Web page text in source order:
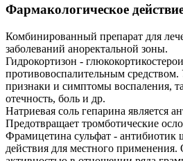
Фармакологическое
Комбинированный препарат для
заболеваний аноректальной зоны.
Гидрокортизон -
противовоспалительным средством.
признаки и симптомы воспаления,
отечность, боль и др.
Натриевая соль гепарина является
Предотвращает тромботические
Фрамицетина сульфат - антибиотик
действия для местного применения.